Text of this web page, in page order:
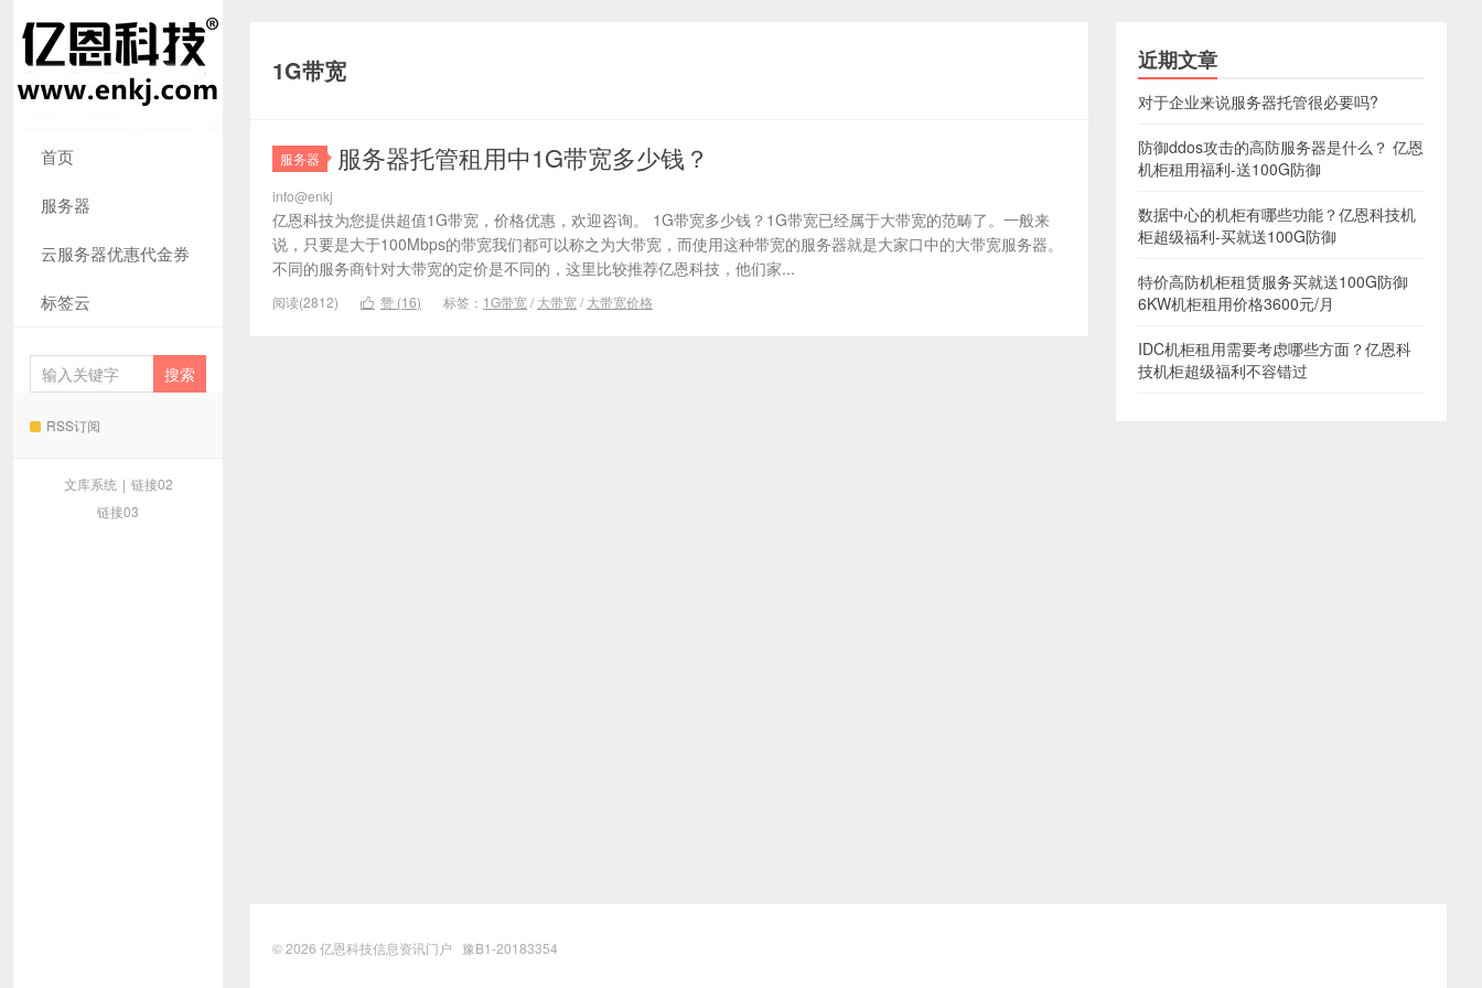
首页
服务器
云服务器优惠代金券
标签云
RSS订阅
文库系统 | 链接02
链接03
1G带宽
服务器 服务器托管租用中1G带宽多少钱？
info@enkj
亿恩科技为您提供超值1G带宽，价格优惠，欢迎咨询。 1G带宽多少钱？1G带宽已经属于大带宽的范畴了。一般来
说，只要是大于100Mbps的带宽我们都可以称之为大带宽，而使用这种带宽的服务器就是大家口中的大带宽服务器。
不同的服务商针对大带宽的定价是不同的，这里比较推荐亿恩科技，他们家...
阅读(2812)  赞 (16) 标签： 1G带宽/ 大带宽/ 大带宽价格
近期文章
对于企业来说服务器托管很必要吗?
防御ddos攻击的高防服务器是什么？ 亿恩
机柜租用福利-送100G防御
数据中心的机柜有哪些功能？亿恩科技机
柜超级福利-买就送100G防御
特价高防机柜租赁服务买就送100G防御
6KW机柜租用价格3600元/月
IDC机柜租用需要考虑哪些方面？亿恩科
技机柜超级福利不容错过
© 2026 亿恩科技信息资讯门户 豫B1-20183354